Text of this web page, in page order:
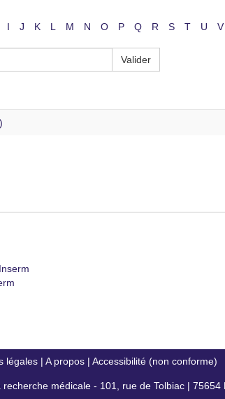
I J K L M N O P Q R S T U V
Valider
légales| A propos| Accessibilité (non conforme)
médicale - 101, rue de Tolbiac | 75654